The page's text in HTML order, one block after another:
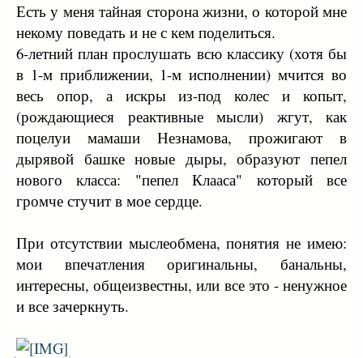
Есть у меня тайная сторона жизни, о которой мне
некому поведать и не с кем поделиться.
6-летний план прослушать всю классику (хотя бы
в 1-м приближении, 1-м исполнении) мчится во
весь опор, а искры из-под колес и копыт,
(рождающиеся реактивные мысли) жгут, как
поцелуи мамаши Незнамова, прожигают в
дырявой башке новые дыры, образуют пепел
нового класса: "пепел Клааса" который все
громче стучит в мое сердце.
При отсутствии мыслеобмена, понятия не имею:
мои впечатления оригинальны, банальны,
интересны, общеизвестны, или все это - ненужное
и все зачеркнуть.